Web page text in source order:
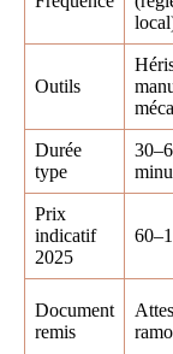
Outils
Durée
type
Prix
indicatif
2025
Document
remis